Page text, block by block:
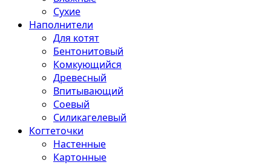
Сухие
Наполнители
Для котят
Бентонитовый
Комкующийся
Древесный
Впитывающий
Соевый
Силикагелевый
Когтеточки
Настенные
Картонные